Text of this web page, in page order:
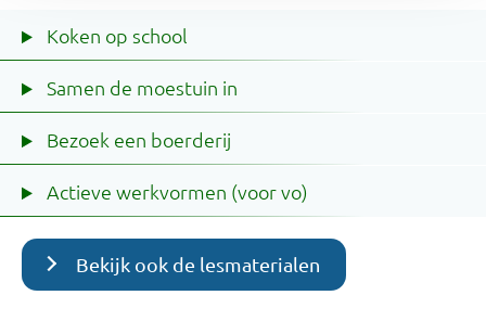
Koken op school
Samen de moestuin in
Bezoek een boerderij
Actieve werkvormen (voor vo)
Bekijk ook de lesmaterialen